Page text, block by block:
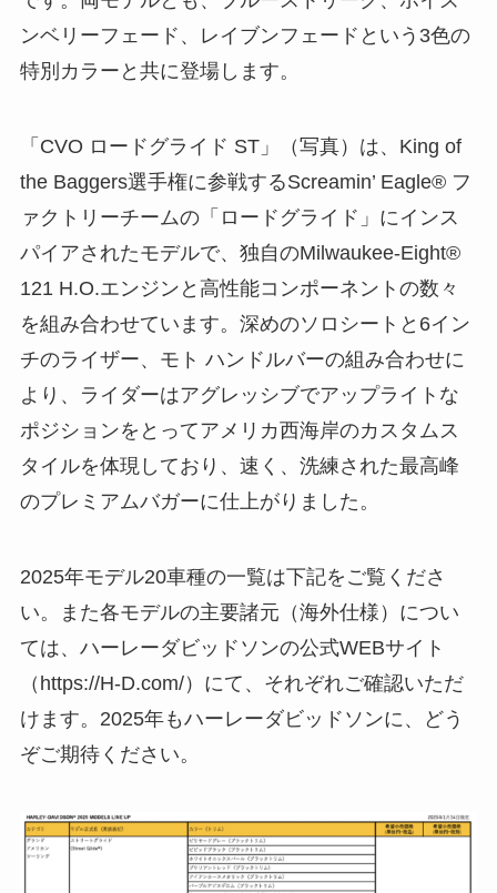
ンベリーフェード、レイブンフェードという3色の
特別カラーと共に登場します。
「CVO ロードグライド ST」（写真）は、King of
the Baggers選手権に参戦するScreamin’ Eagle® フ
ァクトリーチームの「ロードグライド」にインス
パイアされたモデルで、独自のMilwaukee-Eight®
121 H.O.エンジンと高性能コンポーネントの数々
を組み合わせています。深めのソロシートと6イン
チのライザー、モト ハンドルバーの組み合わせに
より、ライダーはアグレッシブでアップライトな
ポジションをとってアメリカ西海岸のカスタムス
タイルを体現しており、速く、洗練された最高峰
のプレミアムバガーに仕上がりました。
2025年モデル20車種の一覧は下記をご覧くださ
い。また各モデルの主要諸元（海外仕様）につい
ては、ハーレーダビッドソンの公式WEBサイト
（https://H-D.com/）にて、それぞれご確認いただ
けます。2025年もハーレーダビッドソンに、どう
ぞご期待ください。